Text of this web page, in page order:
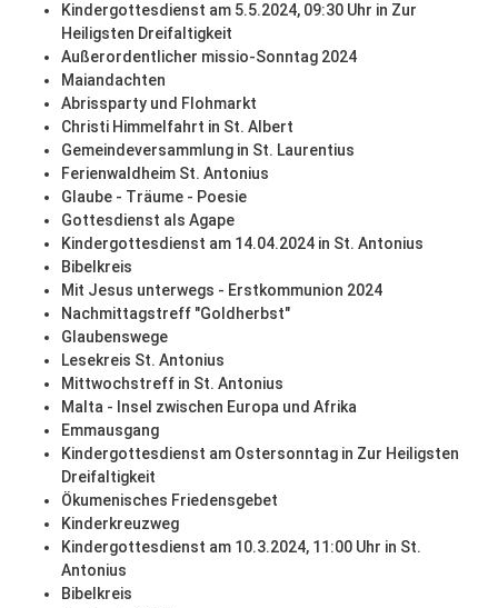
Kindergottesdienst am 5.5.2024, 09:30 Uhr in Zur
Heiligsten Dreifaltigkeit
Außerordentlicher missio-Sonntag 2024
Maiandachten
Abrissparty und Flohmarkt
Christi Himmelfahrt in St. Albert
Gemeindeversammlung in St. Laurentius
Ferienwaldheim St. Antonius
Glaube - Träume - Poesie
Gottesdienst als Agape
Kindergottesdienst am 14.04.2024 in St. Antonius
Bibelkreis
Mit Jesus unterwegs - Erstkommunion 2024
Nachmittagstreff "Goldherbst"
Glaubenswege
Lesekreis St. Antonius
Mittwochstreff in St. Antonius
Malta - Insel zwischen Europa und Afrika
Emmausgang
Kindergottesdienst am Ostersonntag in Zur Heiligsten
Dreifaltigkeit
Ökumenisches Friedensgebet
Kinderkreuzweg
Kindergottesdienst am 10.3.2024, 11:00 Uhr in St.
Antonius
Bibelkreis